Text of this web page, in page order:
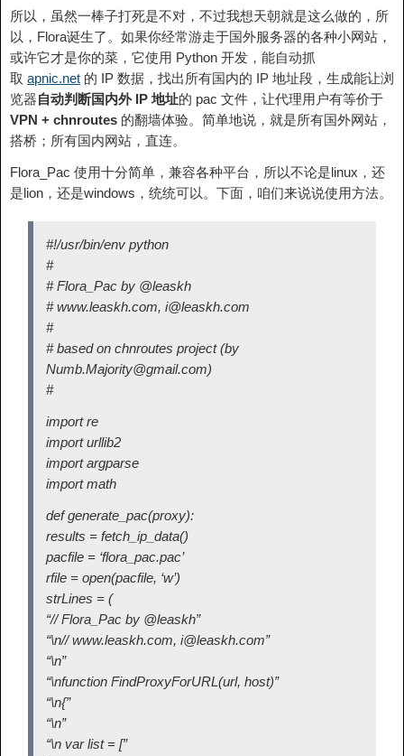
所以，虽然一棒子打死是不对，不过我想天朝就是这么做的，所
以，Flora诞生了。如果你经常游走于国外服务器的各种小网站，
或许它才是你的菜，它使用 Python 开发，能自动抓
取 apnic.net 的 IP 数据，找出所有国内的 IP 地址段，生成能让浏
览器自动判断国内外 IP 地址的 pac 文件，让代理用户有等价于
VPN + chnroutes 的翻墙体验。简单地说，就是所有国外网站，
搭桥；所有国内网站，直连。
Flora_Pac 使用十分简单，兼容各种平台，所以不论是linux，还
是lion，还是windows，统统可以。下面，咱们来说说使用方法。
#!/usr/bin/env python
#
# Flora_Pac by @leaskh
# www.leaskh.com, i@leaskh.com
#
# based on chnroutes project (by
Numb.Majority@gmail.com)
#
import re
import urllib2
import argparse
import math
def generate_pac(proxy):
results = fetch_ip_data()
pacfile = ‘flora_pac.pac’
rfile = open(pacfile, ‘w’)
strLines = (
“// Flora_Pac by @leaskh”
“\n// www.leaskh.com, i@leaskh.com”
“\n”
“\nfunction FindProxyForURL(url, host)”
“\n{”
“\n”
“\n var list = [”